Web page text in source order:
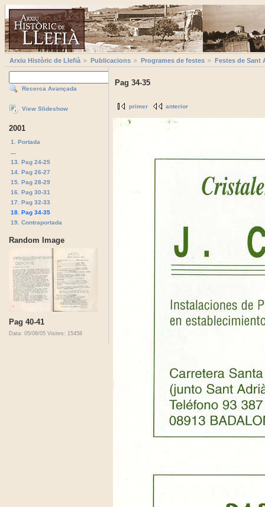
Arxiu Històric de Llefià Publicacions Programes de festes Festes de Sant
Recerca Avançada
View Slideshow
2001
1. Portada
13. Pag 24-25
14. Pag 26-27
15. Pag 28-29
16. Pag 30-31
17. Pag 32-33
18. Pag 34-35
19. Contraportada
Random Image
Pag 40-41
Data: 05/08/05 Visites: 15458
Pag 34-35
primer anterior